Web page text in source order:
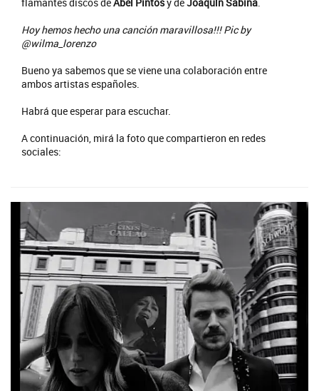
Hoy hemos hecho una canción maravillosa!!! Pic by
@wilma_lorenzo
Bueno ya sabemos que se viene una colaboración entre
ambos artistas españoles.
Habrá que esperar para escuchar.
A continuación, mirá la foto que compartieron en redes
sociales: